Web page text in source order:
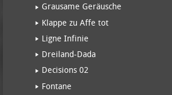
Grausame Geräusche
Klappe zu Affe tot
Ligne Infinie
Dreiland-Dada
Decisions 02
Fontane